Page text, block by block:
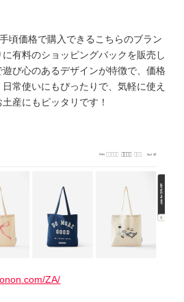
頃価格で購入できるこちらのブラン
に有料のショッピングバックを販売し
び心のあるデザインが特徴で、価格
常使いにもぴったりで、気軽に使え
産にもピッタリです！
ZA/